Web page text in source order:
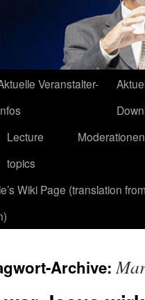
Veranstalter-
Lecture
topics
Moderationen
Wiki Page (translation from
Archive: